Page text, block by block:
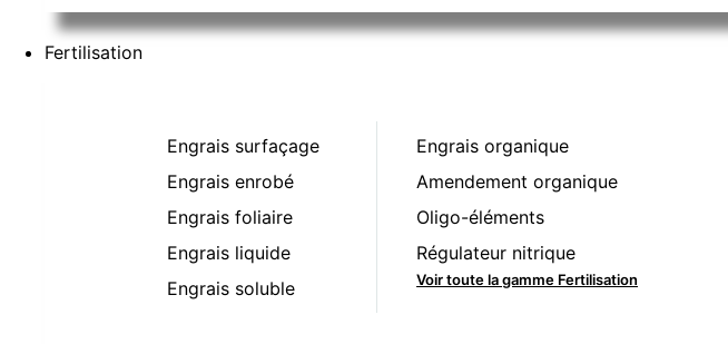
Fertilisation
Engrais surfaçage
Engrais enrobé
Engrais foliaire
Engrais liquide
Engrais soluble
Engrais organique
Amendement organique
Oligo-éléments
Régulateur nitrique
Voir toute la gamme Fertilisation